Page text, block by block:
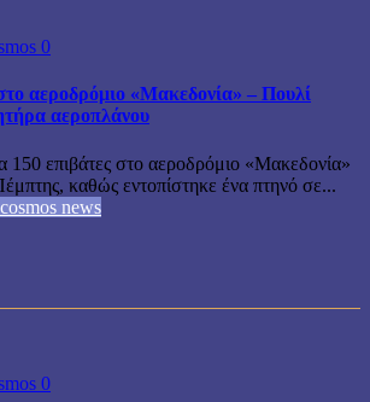
0
αεροδρόμιο «Μακεδονία» – Πουλί
αεροπλάνου
150 επιβάτες στο αεροδρόμιο «Μακεδονία»
καθώς εντοπίστηκε ένα πτηνό σε...
news
0